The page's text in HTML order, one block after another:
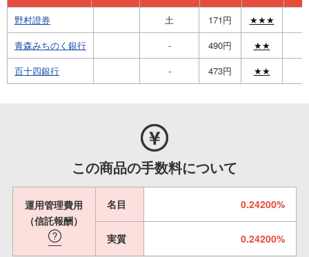
野村證券 土 171円
★★★
青森みちのく銀行
- 490円
★★
百十四銀行
- 473円 ★★
この商品の手数料について
運用管理費用
（信託報酬）
名目 0.24200%
実質 0.24200%